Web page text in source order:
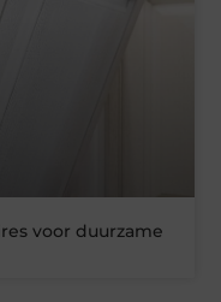
voor duurzame